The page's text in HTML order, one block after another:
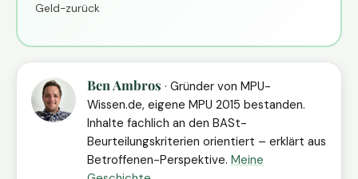
Geld-zurück
Ben Ambros · Gründer von MPU-
Wissen.de, eigene MPU 2015 bestanden.
Inhalte fachlich an den BASt-
Beurteilungskriterien orientiert – erklärt aus
Betroffenen-Perspektive. Meine